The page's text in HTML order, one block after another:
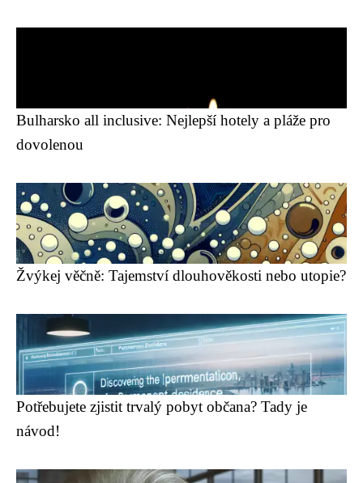
Bulharsko all inclusive: Nejlepší hotely a pláže pro
dovolenou
Žvýkej věčně: Tajemství dlouhověkosti nebo utopie?
Potřebujete zjistit trvalý pobyt občana? Tady je
návod!